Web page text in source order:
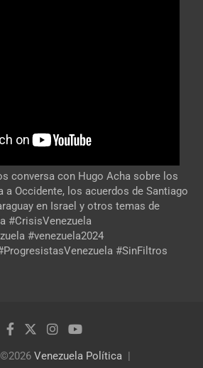
conversa con Hugo Acha sobre los
a Occidente, los acuerdos de Santiago
en Israel y otros temas de
#CrisisVenezuela
#venezuela2024
#SinFiltros
Venezuela Política